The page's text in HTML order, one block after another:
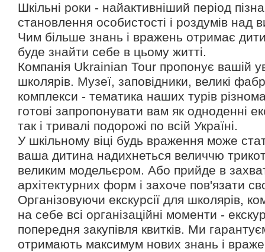
Шкільні роки - найактивніший період
становлення особистості і роздумів над
Чим більше знань і вражень отримає
буде знайти себе в цьому житті.
Компанія Ukrainian Tour пропонує вашій
школярів. Музеї, заповідники, великі
комплекси - тематика наших турів
готові запропонувати вам як одноденні
так і тривалі подорожі по всій Україні.
У шкільному віці будь враження може
ваша дитина надихнеться величчю
великим модельєром. Або прийде в захват
архітектурних форм і захоче пов'язати
Організовуючи екскурсії для школярів,
на себе всі організаційні моменти -
попередня закупівля квитків. Ми
отримають максимум нових знань і